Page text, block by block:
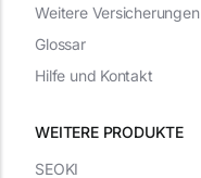
WEITERE PRODUKTE
Weitere Versicherungen
Glossar
Hilfe und Kontakt
SEOKI